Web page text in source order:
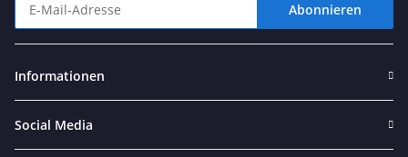
Abonnieren
Informationen
Social Media